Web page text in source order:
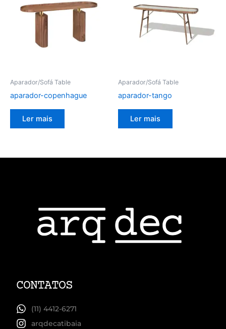
Aparador/Sofá Table
aparador-copenhague
Ler mais
Aparador/Sofá Table
aparador-tango
Ler mais
CONTATOS
(11) 4412-6271
arqdecatibaia